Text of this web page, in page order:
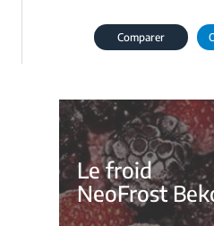
Comparer
Le froid
NeoFrost